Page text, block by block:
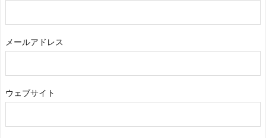
メールアドレス
ウェブサイト